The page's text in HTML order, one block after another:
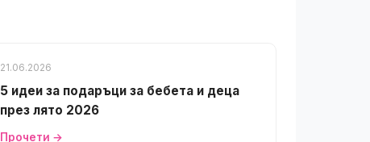
21.06.2026
5 идеи за подаръци за бебета и деца
през лято 2026
Прочети →